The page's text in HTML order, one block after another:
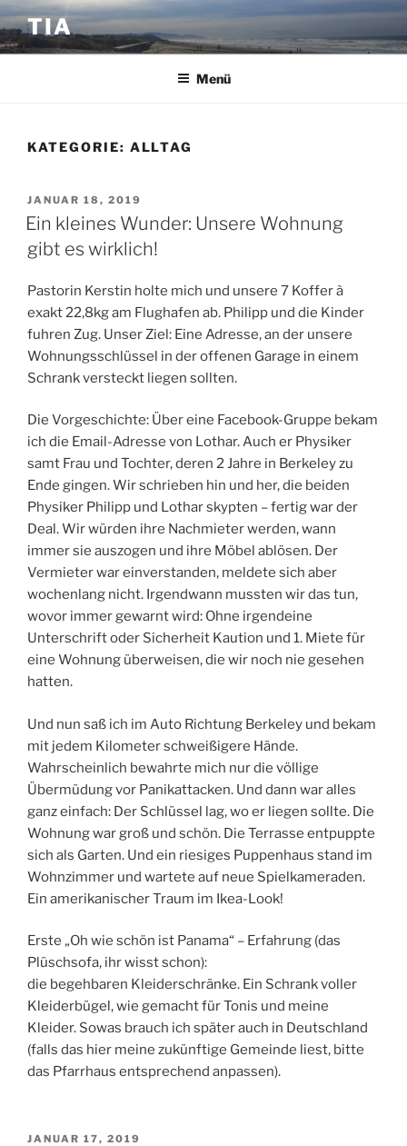
Zum
Inhalt
springen
TIA
Menü
KATEGORIE: ALLTAG
VERÖFFENTLICHT
AM
JANUAR 18, 2019
Ein kleines Wunder: Unsere Wohnung
gibt es wirklich!
Pastorin Kerstin holte mich und unsere 7 Koffer à
exakt 22,8kg am Flughafen ab. Philipp und die Kinder
fuhren Zug. Unser Ziel: Eine Adresse, an der unsere
Wohnungsschlüssel in der offenen Garage in einem
Schrank versteckt liegen sollten.
Die Vorgeschichte: Über eine Facebook-Gruppe bekam
ich die Email-Adresse von Lothar. Auch er Physiker
samt Frau und Tochter, deren 2 Jahre in Berkeley zu
Ende gingen. Wir schrieben hin und her, die beiden
Physiker Philipp und Lothar skypten – fertig war der
Deal. Wir würden ihre Nachmieter werden, wann
immer sie auszogen und ihre Möbel ablösen. Der
Vermieter war einverstanden, meldete sich aber
wochenlang nicht. Irgendwann mussten wir das tun,
wovor immer gewarnt wird: Ohne irgendeine
Unterschrift oder Sicherheit Kaution und 1. Miete für
eine Wohnung überweisen, die wir noch nie gesehen
hatten.
Und nun saß ich im Auto Richtung Berkeley und bekam
mit jedem Kilometer schweißigere Hände.
Wahrscheinlich bewahrte mich nur die völlige
Übermüdung vor Panikattacken. Und dann war alles
ganz einfach: Der Schlüssel lag, wo er liegen sollte. Die
Wohnung war groß und schön. Die Terrasse entpuppte
sich als Garten. Und ein riesiges Puppenhaus stand im
Wohnzimmer und wartete auf neue Spielkameraden.
Ein amerikanischer Traum im Ikea-Look!
Erste „Oh wie schön ist Panama“ – Erfahrung (das
Plüschsofa, ihr wisst schon):
die begehbaren Kleiderschränke. Ein Schrank voller
Kleiderbügel, wie gemacht für Tonis und meine
Kleider. Sowas brauch ich später auch in Deutschland
(falls das hier meine zukünftige Gemeinde liest, bitte
das Pfarrhaus entsprechend anpassen).
VERÖFFENTLICHT
JANUAR 17, 2019